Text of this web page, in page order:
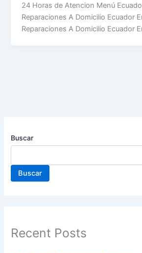
Buscar
Buscar
Recent Posts
24 Horas de Atencion Menú
Reparaciones A Domicilio Ecuador
Reparaciones A Domicilio Ecuador